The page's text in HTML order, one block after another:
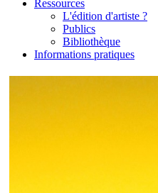
Ressources
L'édition d'artiste ?
Publics
Bibliothèque
Informations pratiques